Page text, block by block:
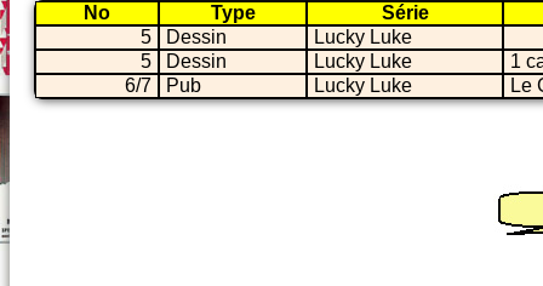
No Type
Série
5
Dessin
Lucky Luke
5
Dessin Lucky Luke
1
6/7
Pub Lucky Luke Le